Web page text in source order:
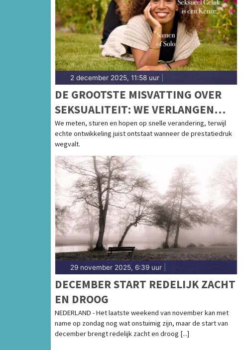
2 december 2025, 11:58 uur
DE GROOTSTE MISVATTING OVER
SEKSUALITEIT: WE VERLANGEN
RESULTAAT, MAAR HET LICHAAM
VRAAGT OM RUIMTE
We meten, sturen en hopen op snelle verandering, terwijl
echte ontwikkeling juist ontstaat wanneer de prestatiedruk
wegvalt.
29 november 2025, 6:39 uur
DECEMBER START REDELIJK ZACHT
EN DROOG
NEDERLAND - Het laatste weekend van november kan met
name op zondag nog wat onstuimig zijn, maar de start van
december brengt redelijk zacht en droog [...]